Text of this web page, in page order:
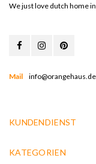
We just love dutch home
Mail info@orangehaus.de
KUNDENDIENST
KATEGORIEN